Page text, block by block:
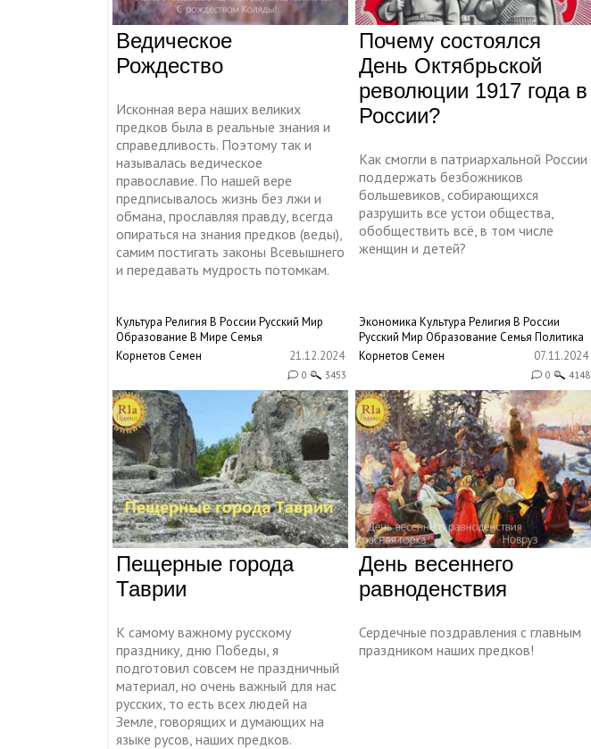
Ведическое
Рождество
Исконная вера наших великих
предков была в реальные знания и
справедливость. Поэтому так и
называлась ведическое
православие. По нашей вере
предписывалось жизнь без лжи и
обмана, прославляя правду, всегда
опираться на знания предков (веды),
самим постигать законы Всевышнего
и передавать мудрость потомкам.
Культура Религия В России Русский Мир
Образование В Мире Семья
Корнетов Семен
21.12.2024
0 3453
Почему состоялся
День Октябрьской
революции 1917 года в
России?
Как смогли в патриархальной России
поддержать безбожников
большевиков, собирающихся
разрушить все устои общества,
обобществить всё, в том числе
женщин и детей?
Экономика Культура Религия В России
Русский Мир Образование Семья Политика
Корнетов Семен
07.11.2024
0 4148
Пещерные города
Таврии
К самому важному русскому
празднику, дню Победы, я
подготовил совсем не праздничный
материал, но очень важный для нас
русских, то есть всех людей на
Земле, говорящих и думающих на
языке русов, наших предков.
День весеннего
равноденствия
Сердечные поздравления с главным
праздником наших предков!